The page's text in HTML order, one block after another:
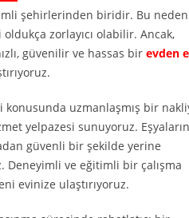
şehirlerinden biridir. Bu
zorlayıcı olabilir. Ancak,
güvenilir ve hassas bir evden
konusunda uzmanlaşmış bir
yelpazesi sunuyoruz.
güvenli bir şekilde yerine
Deneyimli ve eğitimli bir çalışma
evinize ulaştırıyoruz.